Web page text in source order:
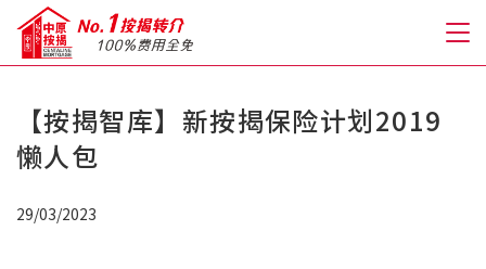
关于我们
【按揭智库】新按揭保险计划2019
懒人包
29/03/2023